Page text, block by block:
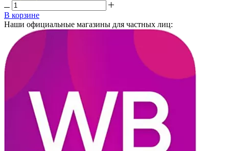
В корзине
Наши официальные магазины для частных лиц: